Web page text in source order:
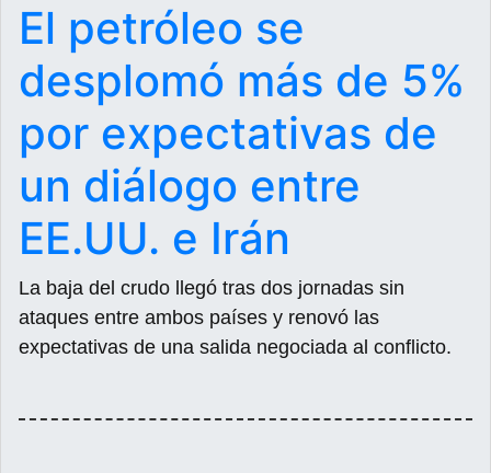
El petróleo se
desplomó más de 5%
por expectativas de
un diálogo entre
EE.UU. e Irán
La baja del crudo llegó tras dos jornadas sin
ataques entre ambos países y renovó las
expectativas de una salida negociada al conflicto.